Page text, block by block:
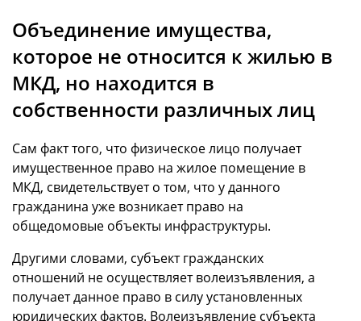
Объединение имущества,
которое не относится к жилью в
МКД, но находится в
собственности различных лиц
Сам факт того, что физическое лицо получает
имущественное право на жилое помещение в
МКД, свидетельствует о том, что у данного
гражданина уже возникает право на
общедомовые объекты инфраструктуры.
Другими словами, субъект гражданских
отношений не осуществляет волеизъявления, а
получает данное право в силу установленных
юридических фактов. Волеизъявление субъекта